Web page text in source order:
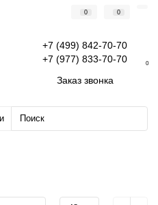
0 0
+7 (499) 842-70-70
+7 (977) 833-70-70
Заказ звонка
0